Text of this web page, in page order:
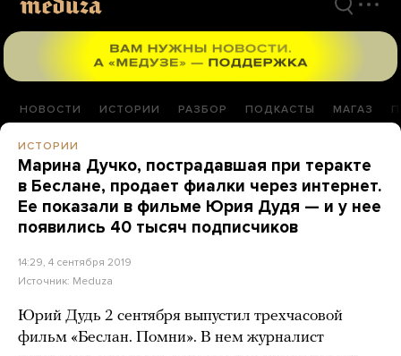
НОВОСТИ ИСТОРИИ РАЗБОР ПОДКАСТЫ МАГАЗ
ИСТОРИИ
Марина Дучко, пострадавшая при теракте
в Беслане, продает фиалки через интернет.
Ее показали в фильме Юрия Дудя — и у нее
появились 40 тысяч подписчиков
14:29, 4 сентября 2019
Источник: Meduza
Юрий Дудь 2 сентября выпустил трехчасовой
фильм «Беслан. Помни». В нем журналист